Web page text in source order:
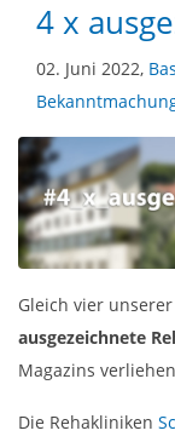
4 x
02. Juni 2022,
Gleich vier
ausgezeichnete
Magazins
Die Rehakliniken